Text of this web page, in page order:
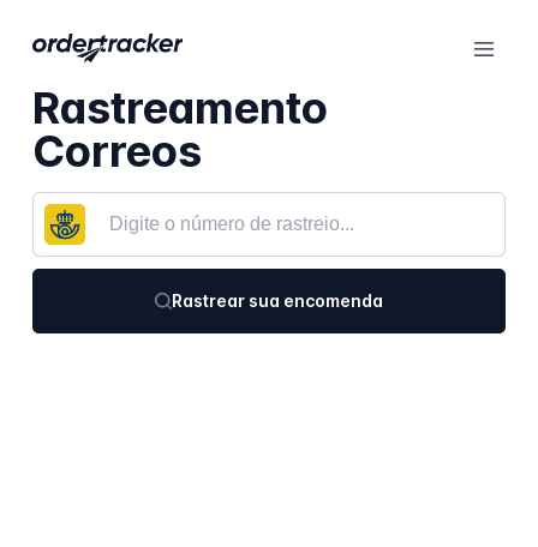
Rastreamento
Correos
Rastrear sua encomenda